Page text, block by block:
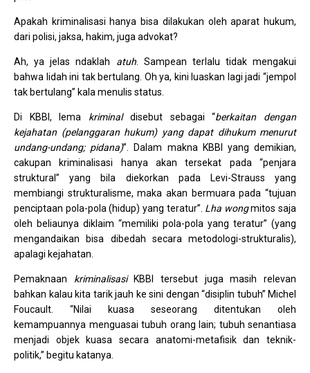
Apakah kriminalisasi hanya bisa dilakukan oleh aparat hukum,
dari polisi, jaksa, hakim, juga advokat?
Ah, ya jelas ndaklah atuh. Sampean terlalu tidak mengakui
bahwa lidah ini tak bertulang. Oh ya, kini luaskan lagi jadi “jempol
tak bertulang” kala menulis status.
Di KBBI, lema kriminaldisebut sebagai “berkaitan dengan
kejahatan (pelanggaran hukum) yang dapat dihukum menurut
undang-undang; pidana)”. Dalam makna KBBI yang demikian,
cakupan kriminalisasi hanya akan tersekat pada “penjara
struktural” yang bila diekorkan pada Levi-Strauss yang
membiangi strukturalisme, maka akan bermuara pada “tujuan
penciptaan pola-pola (hidup) yang teratur”. Lha wongmitos saja
oleh beliaunya diklaim “memiliki pola-pola yang teratur” (yang
mengandaikan bisa dibedah secara metodologi-strukturalis),
apalagi kejahatan.
Pemaknaan kriminalisasiKBBI tersebut juga masih relevan
bahkan kalau kita tarik jauh ke sini dengan “disiplin tubuh” Michel
Foucault. “Nilai kuasa seseorang ditentukan oleh
kemampuannya menguasai tubuh orang lain; tubuh senantiasa
menjadi objek kuasa secara anatomi-metafisik dan teknik-
politik,” begitu katanya.